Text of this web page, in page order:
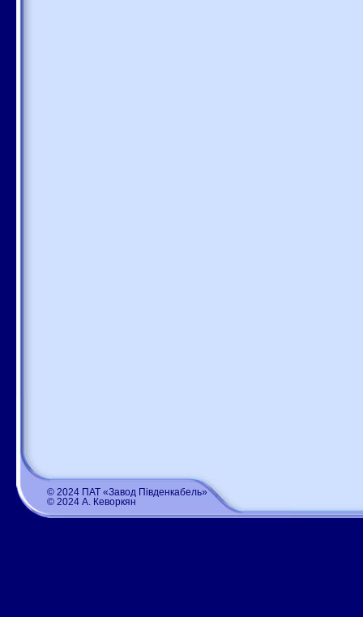
© 2024 ПАТ «Завод Південкабель»
© 2024 А. Кеворкян